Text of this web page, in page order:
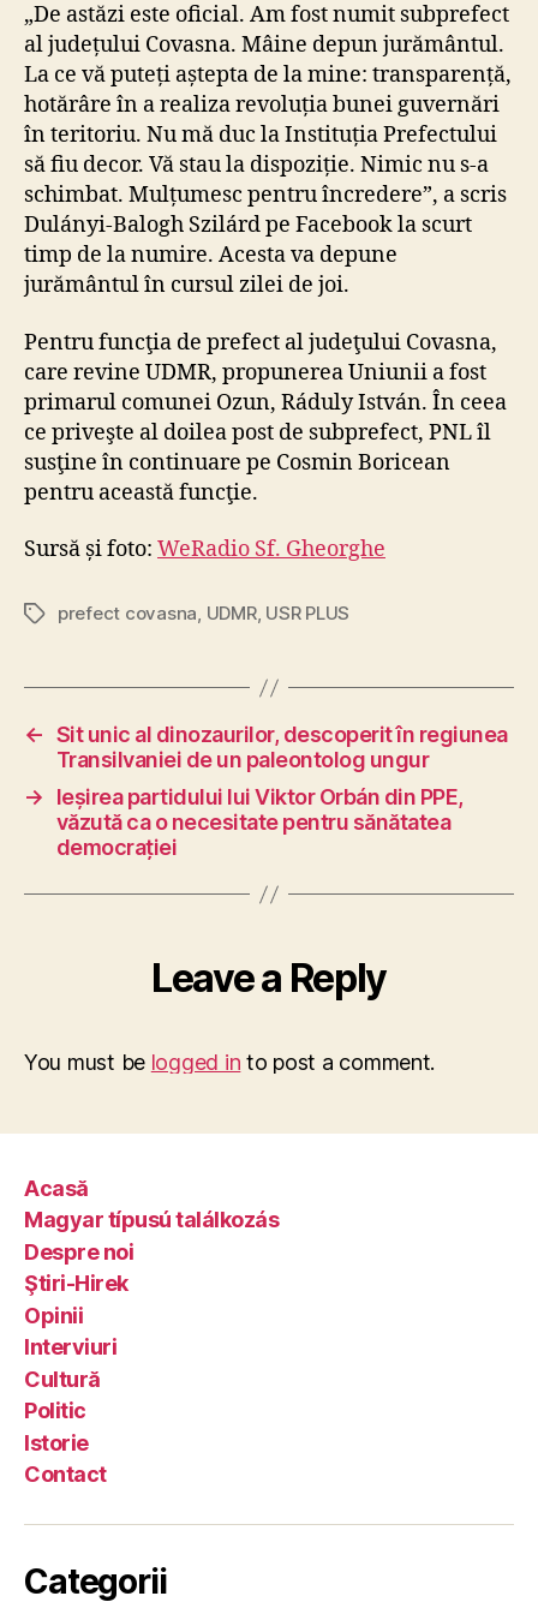
„De astăzi este oficial. Am fost numit subprefect
al județului Covasna. Mâine depun jurământul.
La ce vă puteți aștepta de la mine: transparență,
hotărâre în a realiza revoluția bunei guvernări
în teritoriu. Nu mă duc la Instituția Prefectului
să fiu decor. Vă stau la dispoziție. Nimic nu s-a
schimbat. Mulțumesc pentru încredere”, a scris
Dulányi-Balogh Szilárd pe Facebook la scurt
timp de la numire. Acesta va depune
jurământul în cursul zilei de joi.
Pentru funcţia de prefect al judeţului Covasna,
care revine UDMR, propunerea Uniunii a fost
primarul comunei Ozun, Ráduly István. În ceea
ce priveşte al doilea post de subprefect, PNL îl
susţine în continuare pe Cosmin Boricean
pentru această funcţie.
Sursă și foto: WeRadio Sf. Gheorghe
Tagsprefect covasna, UDMR, USR PLUS
← Sit unic al dinozaurilor, descoperit în regiunea
Transilvaniei de un paleontolog ungur
→
Ieșirea partidului lui Viktor Orbán din PPE,
văzută ca o necesitate pentru sănătatea
democrației
Leave a Reply
You must be logged in to post a comment.
Acasă
Magyar típusú találkozás
Despre noi
Ştiri-Hirek
Opinii
Interviuri
Cultură
Politic
Istorie
Contact
Categorii